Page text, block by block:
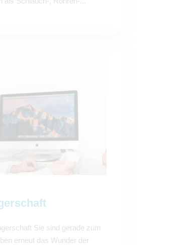
Sie sind gerade zum
erneut das Wunder der